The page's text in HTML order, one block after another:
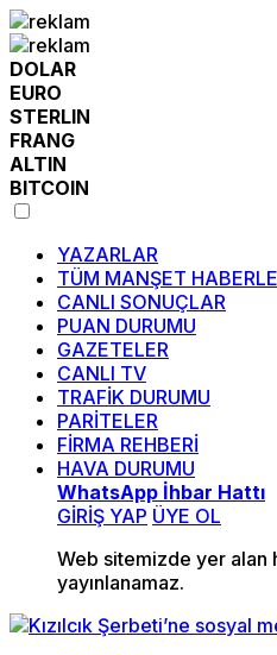
DOLAR
EURO
STERLIN
FRANG
ALTIN
BITCOIN
YAZARLAR
TÜM MANŞET
CANLI SONUÇLAR
PUAN DURUMU
GAZETELER
CANLI TV
TRAFİK DURUMU
PARİTELER
FİRMA REHBERİ
HAVA DURUMU
WhatsApp İhbar Hattı
GİRİŞ YAP ÜYE OL
Web sitemizde yer alan
yayınlanamaz.